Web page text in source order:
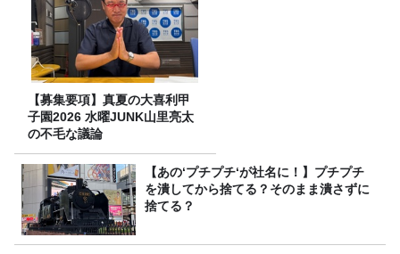
【募集要項】真夏の大喜利甲
子園2026 水曜JUNK山里亮太
の不毛な議論
【あの‘プチプチ‘が社名に！】プチプチ
を潰してから捨てる？そのまま潰さずに
捨てる？